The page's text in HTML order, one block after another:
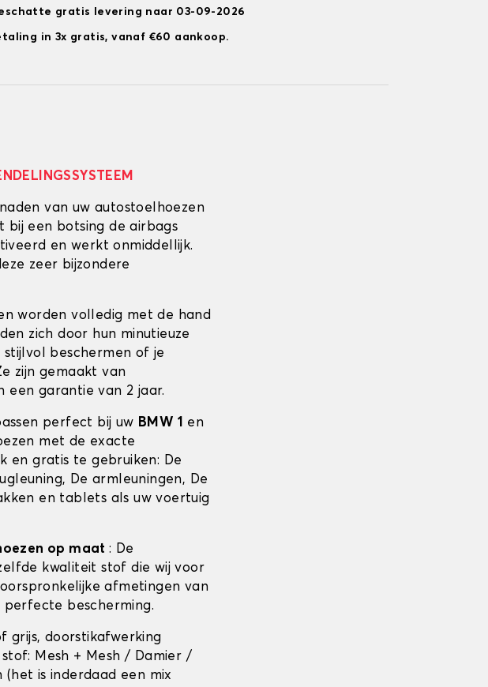
gratis levering naar 03-09-2026
in 3x gratis, vanaf €60 aankoop.
van uw autostoelhoezen
bij een botsing de airbags
en werkt onmiddellijk.
zeer bijzondere
worden volledig met de hand
zich door hun minutieuze
beschermen of je
zijn gemaakt van
een garantie van 2 jaar.
perfect bij uw BMW 1 en
met de exacte
en gratis te gebruiken: De
De armleuningen, De
en tablets als uw voertuig
op maat: De
kwaliteit stof die wij voor
afmetingen van
bescherming.
grijs, doorstikafwerking
Mesh + Mesh / Damier /
(het is inderdaad een mix